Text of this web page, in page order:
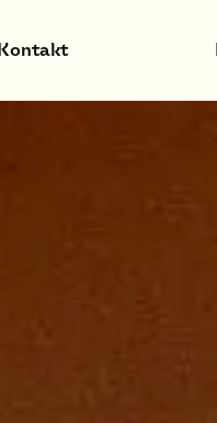
Kontakt